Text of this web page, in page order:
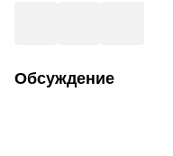
Обсуждение